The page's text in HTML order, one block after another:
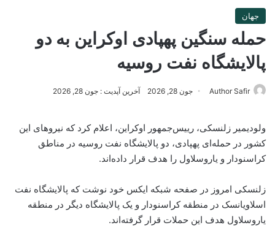
جهان
حمله سنگین پهپادی اوکراین به دو
پالایشگاه نفت روسیه
Author Safir جون 28, 2026 آخرین آپدیت : جون 28, 2026
ولودیمیر زلنسکی، رییس‌جمهور اوکراین، اعلام کرد که نیروهای این
کشور در حمله‌ای پهپادی، دو پالایشگاه نفت روسیه در مناطق
کراسنودار و یاروسلاول را هدف قرار داده‌اند.
زلنسکی امروز در صفحه شبکه ایکس خود نوشت که پالایشگاه نفت
اسلاویانسک در منطقه کراسنودار و یک پالایشگاه دیگر در منطقه
یاروسلاول هدف این حملات قرار گرفته‌اند.